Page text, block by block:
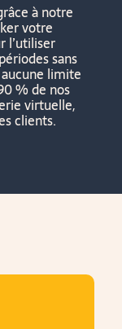
à notre
votre
l’utiliser
sans
limite
% de nos
virtuelle,
clients.